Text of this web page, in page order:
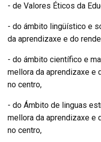
- de Valores Éticos da
- do ámbito lingüístico e
da aprendizaxe e do
- do ámbito científico e
mellora da aprendizaxe e
no centro,
- do Ámbito de linguas
mellora da aprendizaxe e
no centro,